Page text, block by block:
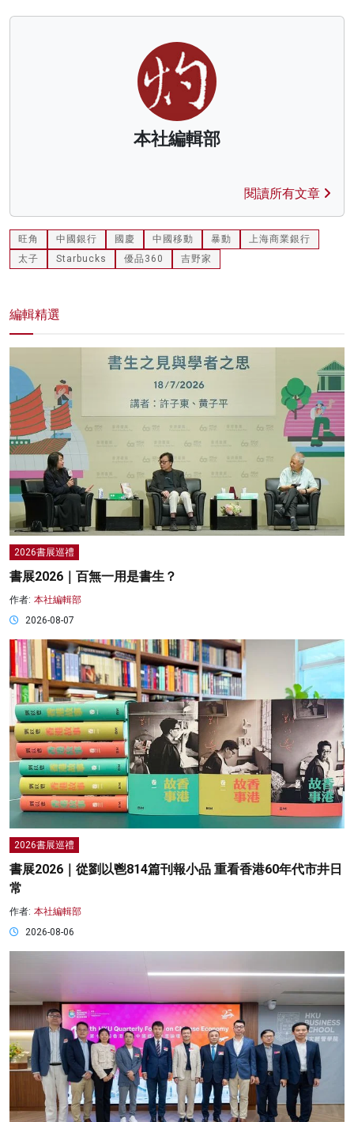
本社編輯部
閱讀所有文章
旺角 中國銀行 國慶 中國移動 暴動
上海商業銀行
太子
Starbucks 優品360 吉野家
編輯精選
2026書展巡禮
書展2026｜百無一用是書生？
作者: 本社編輯部
2026-08-07
2026書展巡禮
書展2026｜從劉以鬯814篇刊報小品 重看香港60年代市井日
常
作者: 本社編輯部
2026-08-06